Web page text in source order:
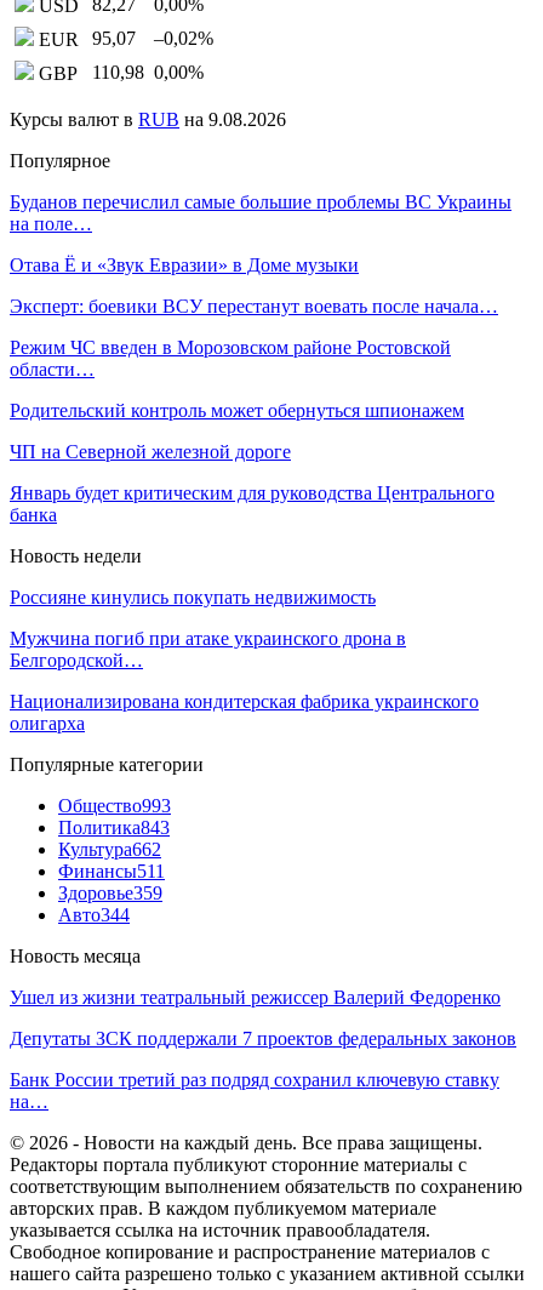
USD
EUR
95,07 –0,02%
GBP
110,98 0,00%
Курсы валют в RUB на 9.08.2026
Популярное
Буданов перечислил самые большие проблемы ВС Украины
на поле…
Отава Ё и «Звук Евразии» в Доме музыки
Эксперт: боевики ВСУ перестанут воевать после начала…
Режим ЧС введен в Морозовском районе Ростовской
области…
Родительский контроль может обернуться шпионажем
ЧП на Северной железной дороге
Январь будет критическим для руководства Центрального
банка
Новость недели
Россияне кинулись покупать недвижимость
Мужчина погиб при атаке украинского дрона в
Белгородской…
Национализирована кондитерская фабрика украинского
олигарха
Популярные категории
Общество993
Политика843
Культура662
Финансы511
Здоровье359
Авто344
Новость месяца
Ушел из жизни театральный режиссер Валерий Федоренко
Депутаты ЗСК поддержали 7 проектов федеральных законов
Банк России третий раз подряд сохранил ключевую ставку
на…
© 2026 - Новости на каждый день. Все права защищены.
Редакторы портала публикуют сторонние материалы с
соответствующим выполнением обязательств по сохранению
авторских прав. В каждом публикуемом материале
указывается ссылка на источник правообладателя.
Свободное копирование и распространение материалов с
нашего сайта разрешено только с указанием активной ссылки